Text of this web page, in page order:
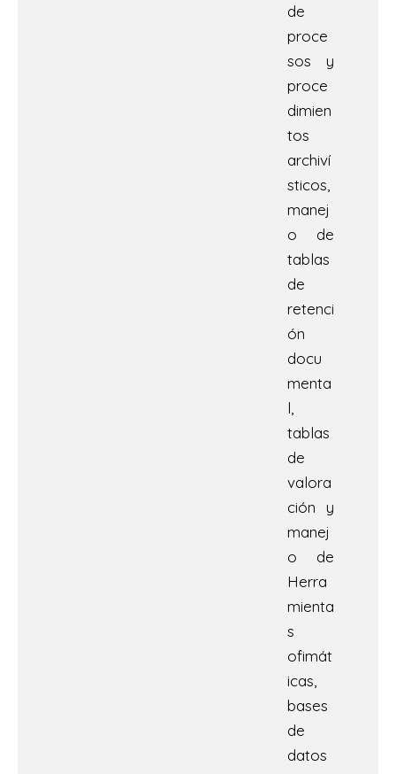
de
proce
sos y
proce
dimien
tos
archiví
sticos,
manej
o de
tablas
de
retenci
ón
docu
menta
l,
tablas
de
valora
ción y
manej
o de
Herra
mienta
s
ofimát
icas,
bases
de
datos